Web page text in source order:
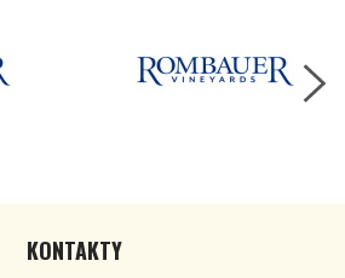
KONTAKTY